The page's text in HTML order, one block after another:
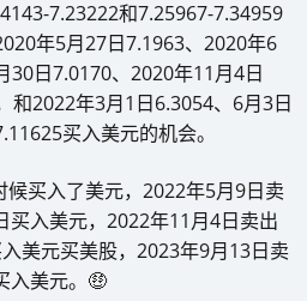
7.23222和7.25967-7.34959
年5月27日7.1963、2020年6
30日7.0170、2020年11月4日
和2022年3月1日6.3054、6月3日
买入美元的机会。
买入了美元，2022年5月9日卖
买入美元，2022年11月4日卖出
美元买美股，2023年9月13日卖
入美元。🤑